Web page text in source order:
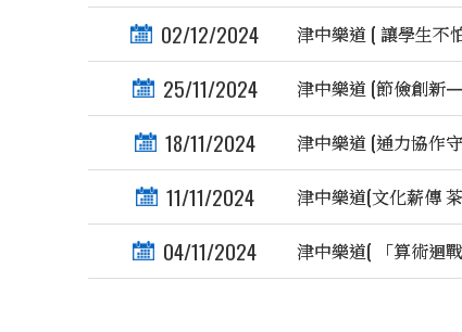
02/12/2024 津中樂道 ( 讓學生不
25/11/2024 津中樂道 (節儉創新
18/11/2024 津中樂道 (通力協作
11/11/2024 津中樂道(文化薪傳
04/11/2024 津中樂道( 「算術迴